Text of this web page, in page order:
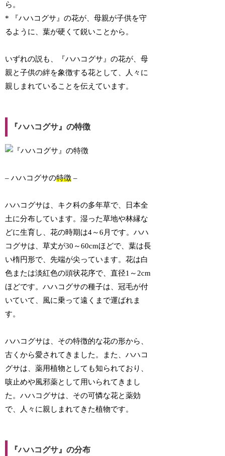
ら。
* 『ハハコグサ』の花が、母親が子供を守
るように、葉が硬くて鋭いことから。
いずれの説も、『ハハコグサ』の花が、母
親と子供の絆を象徴する花として、人々に
親しまれていることを伝えています。
『ハハコグサ』の特徴
– ハハコグサの特徴 –
ハハコグサは、キク科の多年草で、日本全
土に分布しています。湿った草地や林縁な
どに生育し、花の時期は4～6月です。ハハ
コグサは、草丈が30～60cmほどで、葉は長
い楕円形で、先端が尖っています。花は白
色または淡紅色の頭状花序で、直径1～2cm
ほどです。ハハコグサの種子は、冠毛が付
いていて、風に乗って遠くまで運ばれま
す。
ハハコグサは、その特徴的な花の形から、
古くから愛されてきました。また、ハハコ
グサは、薬用植物としても知られており、
咳止めや風邪薬として用いられてきまし
た。ハハコグサは、その可憐な花と薬効
で、人々に親しまれてきた植物です。
『ハハコグサ』の分布